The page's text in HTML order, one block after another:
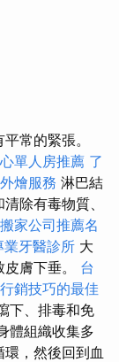
常的緊張。
單人房推薦 了
燴服務 淋巴結
除有毒物質、
家公司推薦名
業牙醫診所 大
膚下垂。 台
銷技巧的最佳
下、排毒和免
體組織收集多
，然後回到血